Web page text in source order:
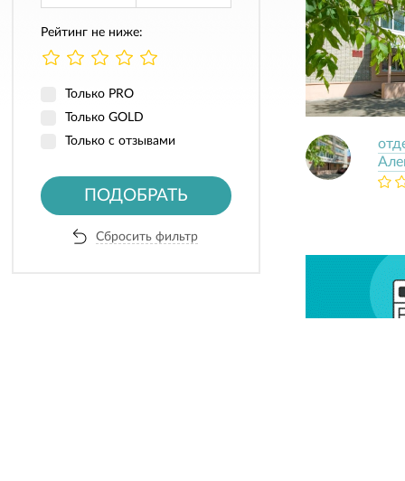
Рейтинг не ниже:
Только PRO
Только GOLD
Только с отзывами
ПОДОБРАТЬ
Сбросить фильтр